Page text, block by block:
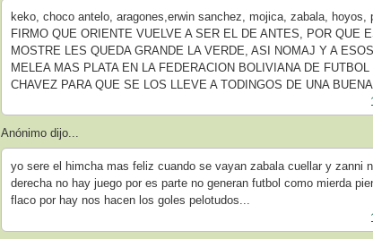
keko, choco antelo, aragones,erwin sanchez, mojica, zabala,
FIRMO QUE ORIENTE VUELVE A SER EL DE ANTES, POR QUE
MOSTRE LES QUEDA GRANDE LA VERDE, ASI NOMAJ Y A
MELEA MAS PLATA EN LA FEDERACION BOLIVIANA DE
CHAVEZ PARA QUE SE LOS LLEVE A TODINGOS DE UNA
Anónimo dijo...
yo sere el himcha mas feliz cuando se vayan zabala cuellar y zanni
derecha no hay juego por es parte no generan futbol como mierda
flaco por hay nos hacen los goles pelotudos...